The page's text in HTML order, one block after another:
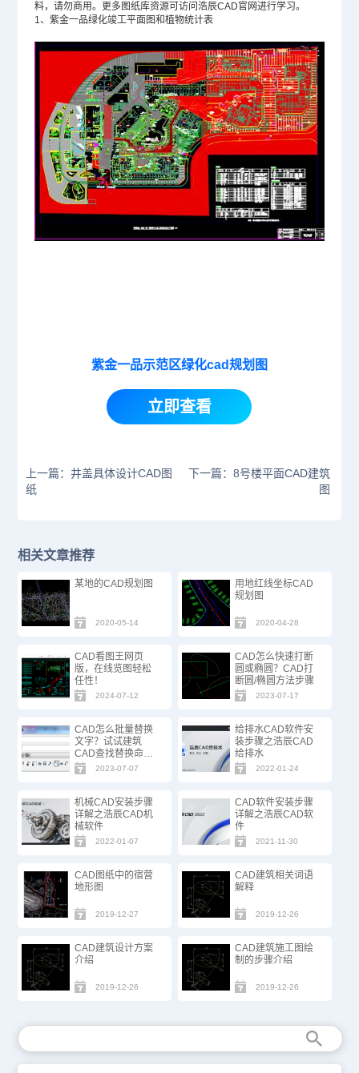
料，请勿商用。更多图纸库资源可访问浩辰CAD官网进行学习。
1、紫金一品绿化竣工平面图和植物统计表
紫金一品示范区绿化cad规划图
立即查看
上一篇：井盖具体设计CAD图
纸
下一篇：8号楼平面CAD建筑
图
相关文章推荐
某地的CAD规划图
2020-05-14
用地红线坐标CAD
规划图
2020-04-28
CAD看图王网页
版，在线览图轻松
任性！
2024-07-12
CAD怎么快速打断
圆或椭圆？CAD打
断圆/椭圆方法步骤
2023-07-17
CAD怎么批量替换
文字？试试建筑
CAD查找替换命
令！
2023-07-07
给排水CAD软件安
装步骤之浩辰CAD
给排水
2022-01-24
机械CAD安装步骤
详解之浩辰CAD机
械软件
2022-01-07
CAD软件安装步骤
详解之浩辰CAD软
件
2021-11-30
CAD图纸中的宿营
地形图
2019-12-27
CAD建筑相关词语
解释
2019-12-26
CAD建筑设计方案
介绍
2019-12-26
CAD建筑施工图绘
制的步骤介绍
2019-12-26